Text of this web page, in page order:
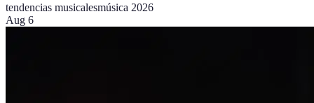
tendencias musicalesmúsica 2026
Aug 6